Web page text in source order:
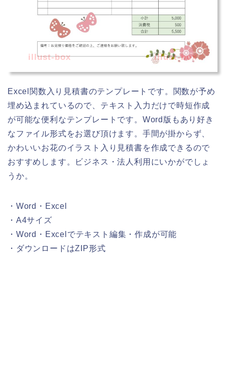
illust-box illust-box
Excel関数入り見積書のテンプレートです。関数が予め
埋め込まれているので、テキスト入力だけで時短作成
が可能な便利なテンプレートです。Word版もあり好き
なファイル形式をお選び頂けます。手間が掛からず、
かわいいお花のイラスト入り見積書を作成できるので
おすすめします。ビジネス・法人利用にいかがでしょ
うか。
・Word・Excel
・A4サイズ
・Word・Excelでテキスト編集・作成が可能
・ダウンロードはZIP形式